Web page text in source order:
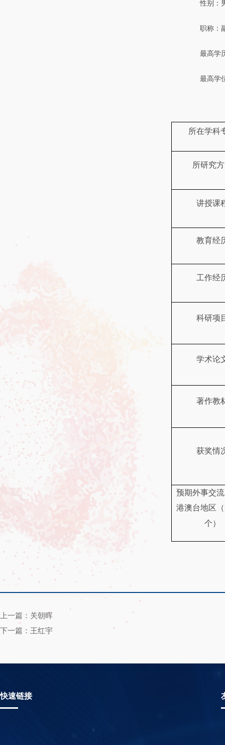
性别：
职称：
最高学
最高学
所在学科
所研究
讲授课
教育经
工作经
科研项
学术论
著作教
获奖情
预期外事交
港澳台地区
个）
上一篇：关朝晖
下一篇：王红宇
快速链接